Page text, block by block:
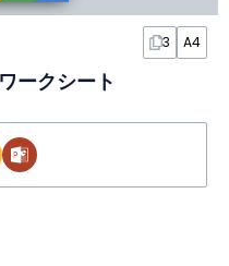
3 A4
ークシート